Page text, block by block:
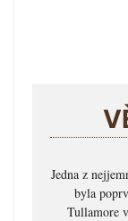
Jedna z
byla
Tullamore